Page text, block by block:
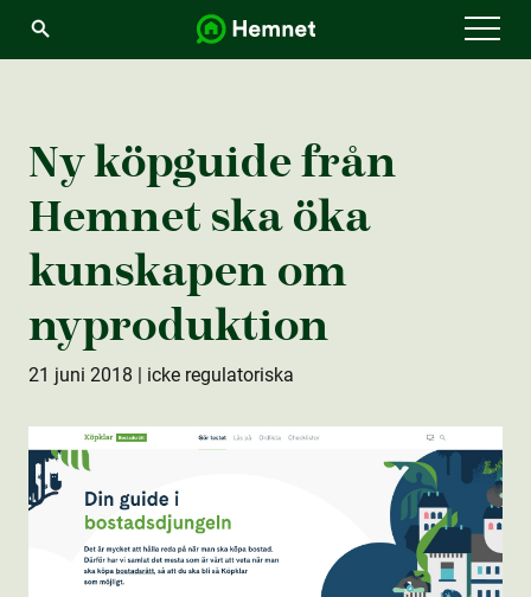
Ny köpguide från
Hemnet ska öka
kunskapen om
nyprodukt­ion
21 juni 2018 | icke regulatoriska